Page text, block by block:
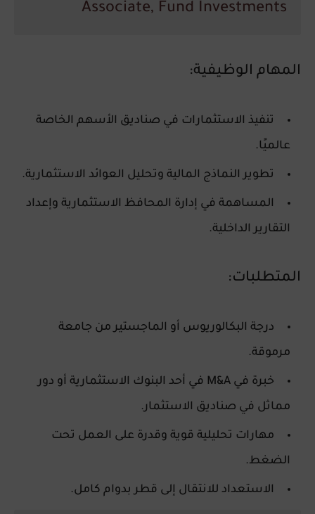
Associate, Fund Investments
المهام الوظيفية:
تنفيذ الاستثمارات في صناديق الأسهم الخاصة
عالميًا.
تطوير النماذج المالية وتحليل العوائد الاستثمارية.
المساهمة في إدارة المحافظ الاستثمارية وإعداد
التقارير الداخلية.
المتطلبات:
درجة البكالوريوس أو الماجستير من جامعة
مرموقة.
خبرة في M&A في أحد البنوك الاستثمارية أو دور
مماثل في صناديق الاستثمار.
مهارات تحليلية قوية وقدرة على العمل تحت
الضغط.
الاستعداد للانتقال إلى قطر بدوام كامل.